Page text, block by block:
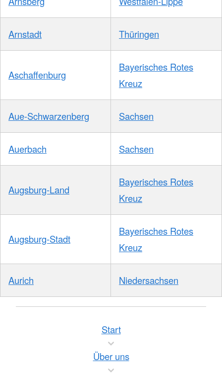
Arnstadt Thüringen
Aschaffenburg
Bayerisches Rotes
Kreuz
Aue-Schwarzenberg Sachsen
Auerbach Sachsen
Augsburg-Land
Bayerisches Rotes
Kreuz
Augsburg-Stadt
Bayerisches Rotes
Kreuz
Aurich Niedersachsen
Start
Über uns